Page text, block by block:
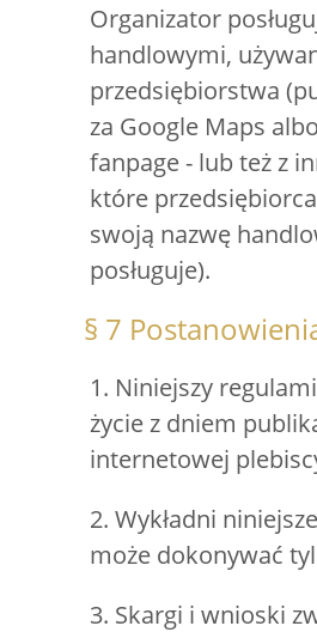
Organizator
handlowymi,
przedsiębiorstwa
za Google Maps
fanpage - lub też z
które
swoją nazwę
posługuje).
§ 7
1. Niniejszy
życie z dniem
internetowej
2. Wykładni
może dokonywać
3. Skargi i wnioski